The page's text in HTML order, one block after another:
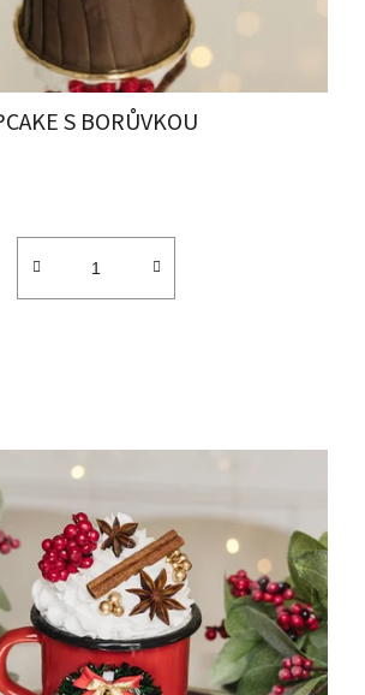
S BORŮVKOU